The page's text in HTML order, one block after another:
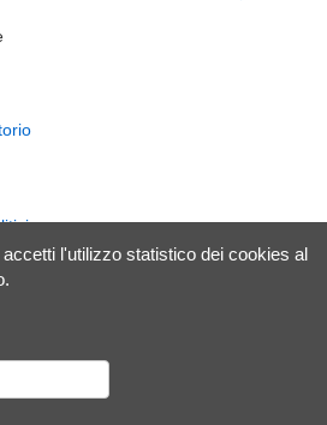
l'utilizzo statistico dei cookies al